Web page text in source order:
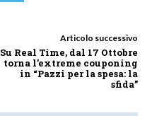
Articolo successivo
Su Real Time, dal 17 Ottobre
torna l’extreme couponing
in “Pazzi per la spesa: la
sfida”